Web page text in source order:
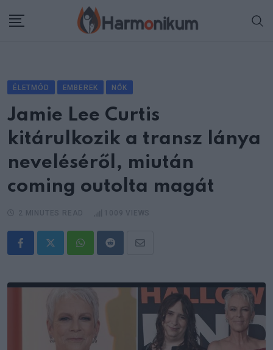
ÉLETMÓD EMBEREK NŐK
Jamie Lee Curtis
kitárulkozik a transz lánya
neveléséről, miután
coming outolta magát
WhatsappRedditShare
Email